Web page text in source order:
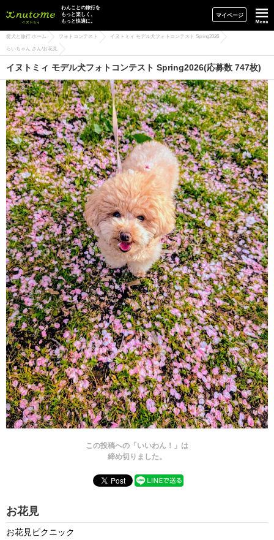
イヌトミィ
わんことの旅行を
もっと楽しく、
もっと快適に。
マイページ
愛犬と旅行 ホーム フォトコンテスト イヌトミィ モデル犬フォトコンテスト Spring2026
らいちゃん さん/お花見
イヌトミィ モデル犬フォトコンテスト Spring2026(応募数 747枚)
この投稿への「いいわん！」は
締め切りました。
お花見
お花見ピクニック